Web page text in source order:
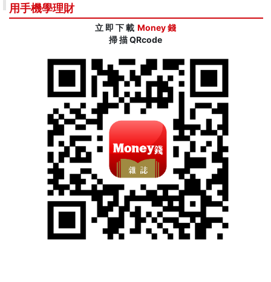
用手機學理財
立 即 下 載 Money 錢
掃 描 QRcode